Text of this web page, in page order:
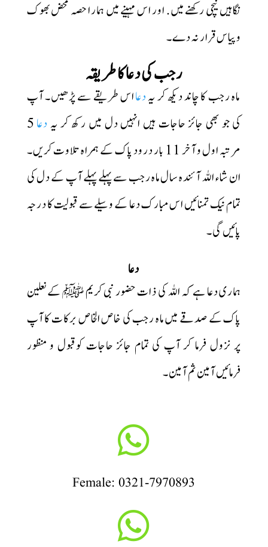
نگاہیں نیچی رکھنے میں. اور اس مہینے میں ہمارا حصہ محض بھوک
و پیاس قرار نہ دے۔
رجب کی دعا کا طریقہ
ماہ رجب کا چاند دیکھ کر یہدعااس طریقے سے پڑھیں۔ آپ
کی جو بھی جائز حاجات ہیں انہیں دل میں رکھ کر یہدعا5
مرتبہ اول و آخر 11 بار درود پاک کے ہمراہ تلاوت کریں۔
ان شاء اللہ آئندہ سال ماہ رجب سے پہلے پہلے آپ کے دل کی
تمام نیک تمنائیں اس مبارک دعا کے وسیلے سے قبولیت کا درجہ
پائیں گی۔
دعا
ہماری دعا ہے کہ اللہ کی ذات حضور نبی کریم ﷺ کے نعلین
پاک کے صدقے میں ماہ رجب کی خاص الخاص برکات کا آپ
پر نزول فرما کر آپ کی تمام جائز حاجات کوقبول و منظور
فرمائیں آمین ثم آمین۔

Female: 0321-7970893
